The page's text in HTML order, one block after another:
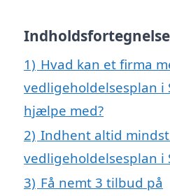
Indholdsfortegnelse
1) Hvad kan et firma
vedligeholdelsesplan i
hjælpe med?
2) Indhent altid
vedligeholdelsesplan i
3) Få nemt 3 tilbud på